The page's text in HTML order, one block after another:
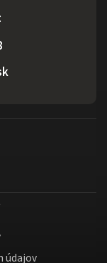
údajov